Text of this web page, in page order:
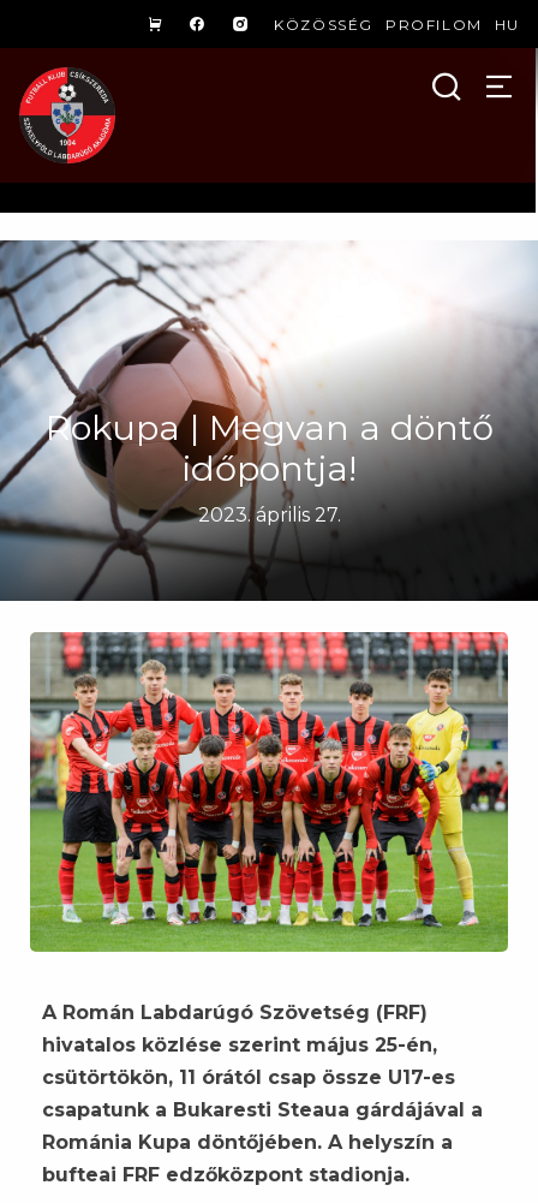
KÖZÖSSÉG PROFILOM HU
Rokupa | Megvan a döntő
időpontja!
2023. április 27.
A Román Labdarúgó Szövetség (FRF)
hivatalos közlése szerint május 25-én,
csütörtökön, 11 órától csap össze U17-es
csapatunk a Bukaresti Steaua gárdájával a
Románia Kupa döntőjében. A helyszín a
bufteai FRF edzőközpont stadionja.